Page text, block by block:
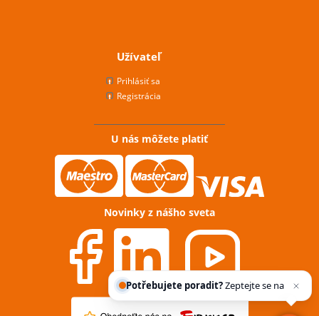
Užívateľ
Prihlásiť sa
Registrácia
U nás môžete platiť
Novinky z nášho sveta
Potřebujete poradit?Zeptejte se našeho
asisten